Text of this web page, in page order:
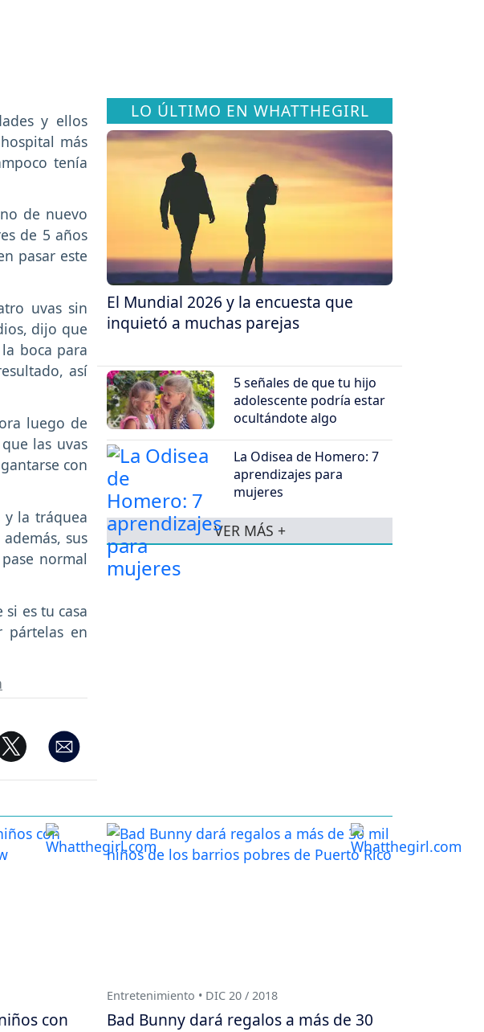
y ellos
más
tenía
de nuevo
de 5 años
pasar este
uvas sin
dijo que
boca para
así
luego de
las uvas
con
y la tráquea
sus
normal
es tu casa
pártelas en
LO ÚLTIMO EN WHATTHEGIRL
El Mundial 2026 y la encuesta que
inquietó a muchas parejas
5 señales de que tu hijo
adolescente podría estar
ocultándote algo
La Odisea de Homero: 7
aprendizajes para
mujeres
VER MÁS +
con
Entretenimiento • DIC 20 / 2018
Bad Bunny dará regalos a más de 30